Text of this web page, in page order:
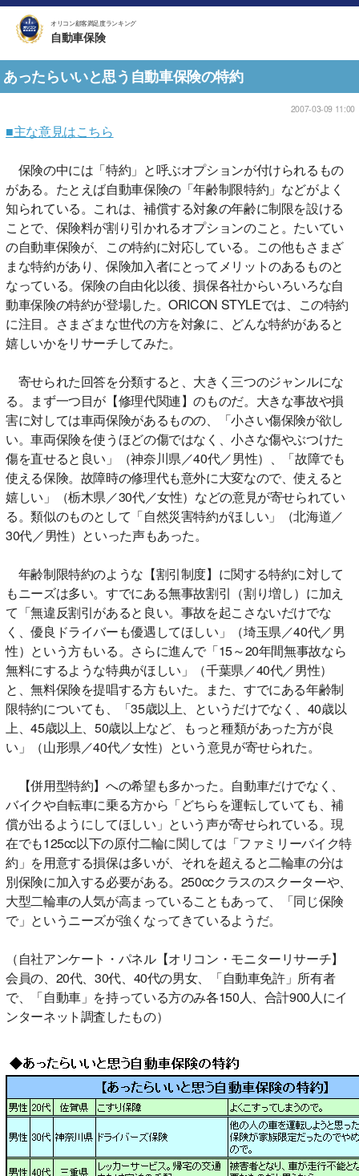
オリコン顧客満足度ランキング
自動車保険
あったらいいと思う自動車保険の特約
2007-03-09 11:00
■主な意見はこちら
保険の中には「特約」と呼ぶオプションが付けられるもの
がある。たとえば自動車保険の「年齢制限特約」などがよく
知られている。これは、補償する対象の年齢に制限を設ける
ことで、保険料が割り引かれるオプションのこと。たいてい
の自動車保険が、この特約に対応している。この他もさまざ
まな特約があり、保険加入者にとってメリットのあるものと
なっている。保険の自由化以後、損保各社からいろいろな自
動車保険の特約が登場した。ORICON STYLEでは、この特約
に注目。さまざまな世代の方を対象に、どんな特約があると
嬉しいかをリサーチしてみた。
寄せられた回答を分類すると、大きく三つのジャンルにな
る。まず一つ目が【修理代関連】のものだ。大きな事故や損
害に対しては車両保険があるものの、「小さい傷保険が欲し
い。車両保険を使うほどの傷ではなく、小さな傷やぶつけた
傷を直せると良い」（神奈川県／40代／男性）、「故障でも
使える保険。故障時の修理代も意外に大変なので、使えると
嬉しい」（栃木県／30代／女性）などの意見が寄せられてい
る。類似のものとして「自然災害特約がほしい」（北海道／
30代／男性）といった声もあった。
年齢制限特約のような【割引制度】に関する特約に対して
もニーズは多い。すでにある無事故割引（割り増し）に加え
て「無違反割引があると良い。事故を起こさないだけでな
く、優良ドライバーも優遇してほしい」（埼玉県／40代／男
性）という方もいる。さらに進んで「15～20年間無事故なら
無料にするような特典がほしい」（千葉県／40代／男性）
と、無料保険を提唱する方もいた。また、すでにある年齢制
限特約についても、「35歳以上、というだけでなく、40歳以
上、45歳以上、50歳以上など、もっと種類があった方が良
い」（山形県／40代／女性）という意見が寄せられた。
【併用型特約】への希望も多かった。自動車だけでなく、
バイクや自転車に乗る方から「どちらを運転していても、補
償が出るようにしてほしい」という声が寄せられている。現
在でも125cc以下の原付二輪に関しては「ファミリーバイク特
約」を用意する損保は多いが、それを超えると二輪車の分は
別保険に加入する必要がある。250ccクラスのスクーターや、
大型二輪車の人気が高まっていることもあって、「同じ保険
で」というニーズが強くなってきているようだ。
（自社アンケート・パネル【オリコン・モニターリサーチ】
会員の、20代、30代、40代の男女、「自動車免許」所有者
で、「自動車」を持っている方のみ各150人、合計900人にイ
ンターネット調査したもの）